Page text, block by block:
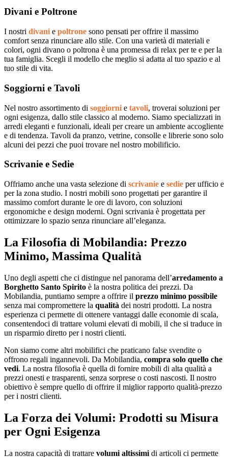
Divani e Poltrone
I nostri divani e poltrone sono pensati per offrire il massimo
comfort senza rinunciare allo stile. Con una varietà di materiali e
colori, ogni divano o poltrona è una promessa di relax per te e per la
tua famiglia. Scegli il modello che meglio si adatta al tuo spazio e al
tuo stile di vita.
Soggiorni e Tavoli
Nel nostro assortimento di soggiorni e tavoli, troverai soluzioni per
ogni esigenza, dallo stile classico al moderno. Siamo specializzati in
arredi eleganti e funzionali, ideali per creare un ambiente accogliente
e di tendenza. Tavoli da pranzo, vetrine, consolle e librerie sono solo
alcuni dei pezzi che puoi trovare nel nostro mobilificio.
Scrivanie e Sedie
Offriamo anche una vasta selezione di scrivanie e sedie per ufficio e
per la zona studio. I nostri mobili sono progettati per garantire il
massimo comfort durante le ore di lavoro, con soluzioni
ergonomiche e design moderni. Ogni scrivania è progettata per
ottimizzare lo spazio senza rinunciare all’eleganza.
La Filosofia di Mobilandia: Prezzo
Minimo, Massima Qualità
Uno degli aspetti che ci distingue nel panorama dell’arredamento a
Borghetto Santo Spirito è la nostra politica dei prezzi. Da
Mobilandia, puntiamo sempre a offrire il prezzo minimo possibile
senza mai compromettere la qualità dei nostri prodotti. La nostra
esperienza ci permette di ottenere vantaggi dalle economie di scala,
consentendoci di trattare volumi elevati di mobili, il che si traduce in
un risparmio diretto per i nostri clienti.
Non siamo come altri mobilifici che praticano false svendite o
offrono regali ingannevoli. Da Mobilandia, compra solo quello che
vedi. La nostra filosofia è quella di fornire mobili di alta qualità a
prezzi onesti e trasparenti, senza sorprese o costi nascosti. Il nostro
obiettivo è sempre quello di offrire il miglior rapporto qualità-prezzo
per i nostri clienti.
La Forza dei Volumi: Prodotti su Misura
per Ogni Esigenza
La nostra capacità di trattare volumi altissimi di articoli ci permette